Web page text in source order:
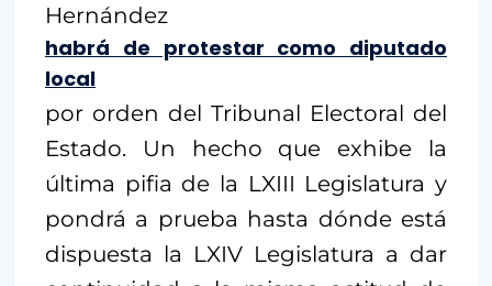
Hernández
habrá de protestar como diputado
local
por orden del Tribunal Electoral del
Estado. Un hecho que exhibe la
última pifia de la LXIII Legislatura y
pondrá a prueba hasta dónde está
dispuesta la LXIV Legislatura a dar